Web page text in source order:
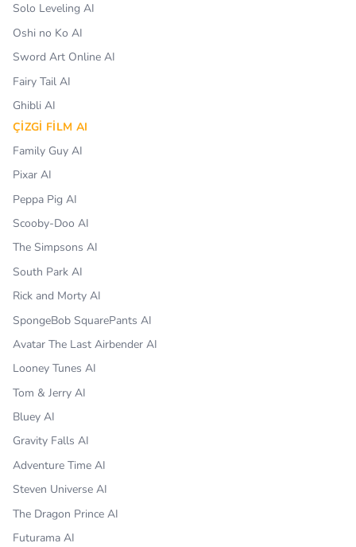
Solo Leveling AI
Oshi no Ko AI
Sword Art Online AI
Fairy Tail AI
Ghibli AI
ÇIZGI FILM AI
Family Guy AI
Pixar AI
Peppa Pig AI
Scooby-Doo AI
The Simpsons AI
South Park AI
Rick and Morty AI
SpongeBob SquarePants AI
Avatar The Last Airbender AI
Looney Tunes AI
Tom & Jerry AI
Bluey AI
Gravity Falls AI
Adventure Time AI
Steven Universe AI
The Dragon Prince AI
Futurama AI